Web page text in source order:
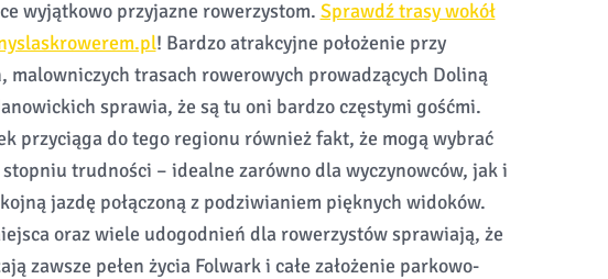
wyjątkowo przyjazne rowerzystom. Sprawdź trasy wokół
! Bardzo atrakcyjne położenie przy
malowniczych trasach rowerowych prowadzących Doliną
sprawia, że są tu oni bardzo częstymi gośćmi.
przyciąga do tego regionu również fakt, że mogą wybrać
trudności – idealne zarówno dla wyczynowców, jak i
jazdę połączoną z podziwianiem pięknych widoków.
oraz wiele udogodnień dla rowerzystów sprawiają, że
zawsze pełen życia Folwark i całe założenie parkowo-